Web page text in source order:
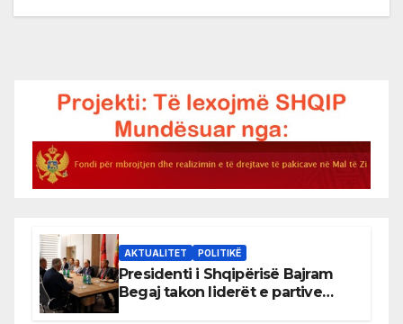
AKTUALITET POLITIKË
Presidenti i Shqipërisë Bajram
Begaj takon liderët e partive